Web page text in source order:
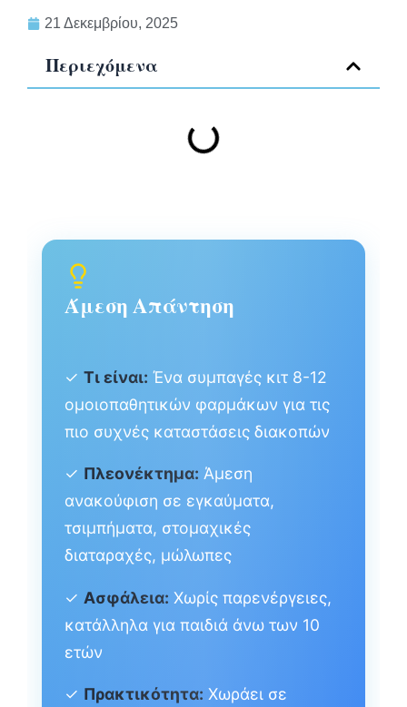
21 Δεκεμβρίου, 2025
Περιεχόμενα
Άμεση Απάντηση
✓Τι είναι: Ένα συμπαγές κιτ 8-12
ομοιοπαθητικών φαρμάκων για τις
πιο συχνές καταστάσεις διακοπών
✓ Πλεονέκτημα: Άμεση
ανακούφιση σε εγκαύματα,
τσιμπήματα, στομαχικές
διαταραχές, μώλωπες
✓ Ασφάλεια: Χωρίς παρενέργειες,
κατάλληλα για παιδιά άνω των 10
ετών
✓ Πρακτικότητα: Χωράει σε